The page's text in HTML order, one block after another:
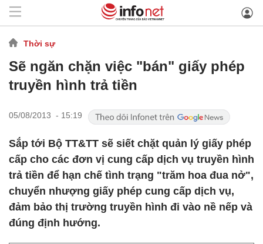
Thời sự
Sẽ ngăn chặn việc "bán" giấy phép
truyền hình trả tiền
05/08/2013 - 15:19
Sắp tới Bộ TT&TT sẽ siết chặt quản lý giấy phép
cấp cho các đơn vị cung cấp dịch vụ truyền hình
trả tiền để hạn chế tình trạng "trăm hoa đua nở",
chuyển nhượng giấy phép cung cấp dịch vụ,
đảm bảo thị trường truyền hình đi vào nề nếp và
đúng định hướng.